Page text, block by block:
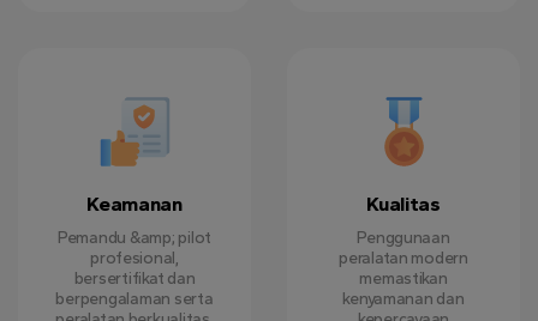
Keamanan
Pemandu &amp; pilot
profesional,
bersertifikat dan
berpengalaman serta
Kualitas
Penggunaan
peralatan modern
memastikan
kenyamanan dan